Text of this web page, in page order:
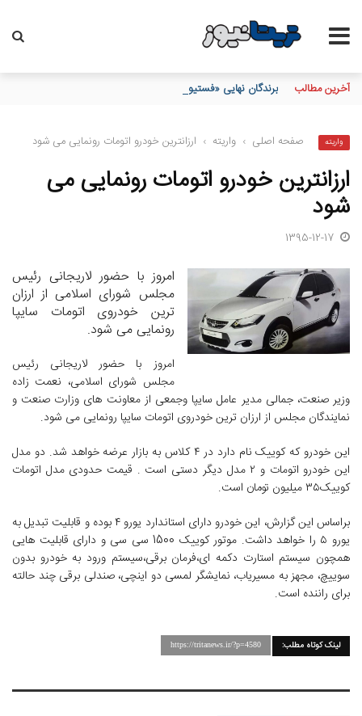
آخرین مطالب برندگان نهایی «فستیوال گل طلایی» بیمه آسیا مشخص شدند
واریته صفحه اصلی › واریته › ارزانترین خودرو اتومات رونمایی می شود
ارزانترین خودرو اتومات رونمایی می
شود
1395-12-17
امروز با حضور لاریجانی رئیس
مجلس شورای اسلامی از ارزان
ترین خودروی اتومات سایپا
رونمایی می شود.
امروز با حضور لاریجانی رئیس
مجلس شورای اسلامی، نعمت زاده
وزیر صنعت، جمالی مدیر عامل سایپا وجمعی از معاونت های وزارت صنعت و
نمایندگان مجلس از ارزان ترین خودروی اتومات سایپا رونمایی می شود.
این خودرو که کوییک نام دارد در ٤ کلاس به بازار عرضه خواهد شد. دو مدل
این خودرو اتومات و ٢ مدل دیگر دستی است . قیمت حدودی مدل اتومات
کوییک٣٥ میلیون تومان است.
براساس این گزارش، این خودرو دارای استاندارد یورو ٤ بوده و قابلیت تبدیل به
یورو ٥ را خواهد داشت. موتور کوییک 1500 سی سی و دارای قابلیت هایی
همچون سیستم استارت دکمه ای،فرمان برقی،سیستم ورود به خودرو بدون
سوییچ، مجهز به مسیریاب، نمایشگر لمسی دو اینچی، صندلی برقی چند حالته
برای راننده است.
لینک کوتاه مطلب: https://tritanews.ir/?p=4580